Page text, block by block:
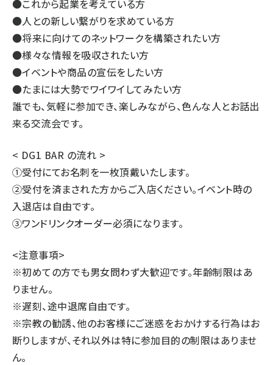
●これから起業を考えている方
●人との新しい繋がりを求めている方
●将来に向けてのネットワークを構築されたい方
●様々な情報を吸収されたい方
●イベントや商品の宣伝をしたい方
●たまには大勢でワイワイしてみたい方
誰でも、気軽に参加でき、楽しみながら、色んな人とお話出
来る交流会です。
< DG1 BAR の流れ >
①受付にてお名刺を一枚頂戴いたします。
②受付を済まされた方からご入店ください。イベント時の
入退店は自由です。
③ワンドリンクオーダー必須になります。
<注意事項>
※初めての方でも男女問わず大歓迎です。年齢制限はあ
りません。
※遅刻、途中退席自由です。
※宗教の勧誘、他のお客様にご迷惑をおかけする行為はお
断りしますが、それ以外は特に参加目的の制限はありませ
ん。